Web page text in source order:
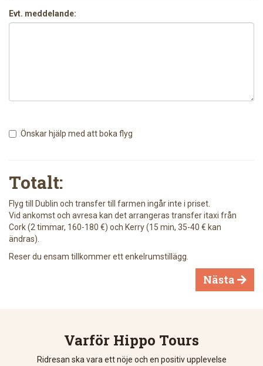
Evt. meddelande:
Önskar hjälp med att boka flyg
Totalt:
Flyg till Dublin och transfer till farmen ingår inte i priset.
Vid ankomst och avresa kan det arrangeras transfer itaxi från
Cork (2 timmar, 160-180 €) och Kerry (15 min, 35-40 € kan
ändras).
Reser du ensam tillkommer ett enkelrumstillägg.
Nästa 
Varför Hippo Tours
Ridresan ska vara ett nöje och en positiv upplevelse